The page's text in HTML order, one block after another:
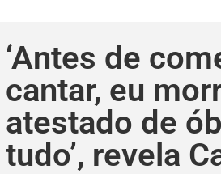
‘Antes de
cantar, eu
atestado de
tudo’, revela